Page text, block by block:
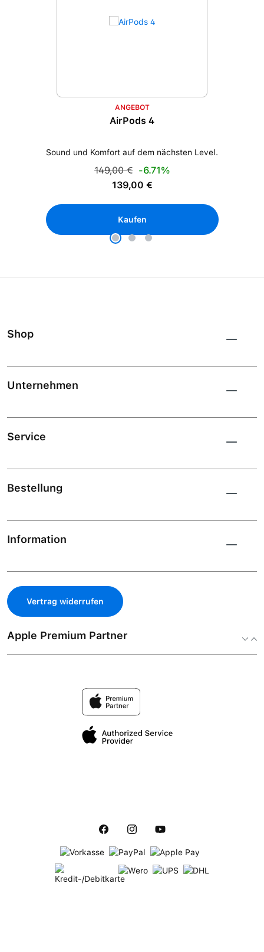
ANGEBOT
AirPods 4
Sound und Komfort auf dem nächsten Level.
Verkaufspreis:
Regulärer Preis:
149,00 € -6.71%
139,00 €
Kaufen
Shop
Unternehmen
Service
Bestellung
Information
Vertrag widerrufen
Apple Premium Partner